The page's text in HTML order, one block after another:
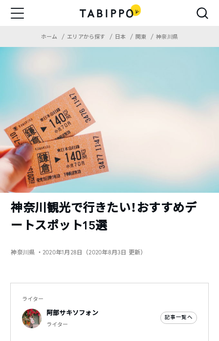
ホーム エリアから探す 日本 関東 神奈川県
神奈川観光で行きたい！おすすめデ
ートスポット15選
神奈川県 ・2020年1月28日（2020年8月3日 更新）
ライター
阿部サキソフォン
ライター
記事一覧へ